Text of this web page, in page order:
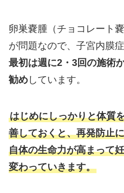
卵巣嚢腫（チョコレート
が問題なので、子宮内膜
最初は週に2・3回の施術
勧めしています。
はじめにしっかりと体質
善しておくと、再発防止
自体の生命力が高まって
変わっていきます。